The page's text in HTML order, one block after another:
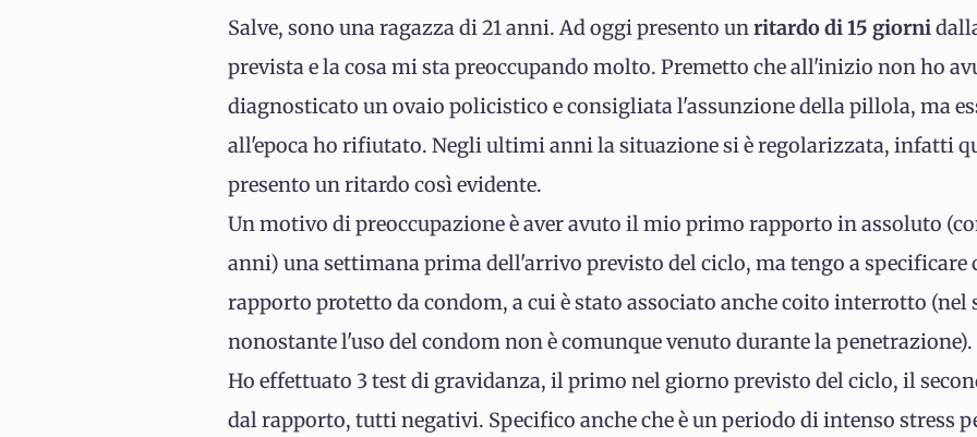
Salve, sono una ragazza di 21 anni. Ad oggi presento unritardo di 15 giorni
prevista e la cosa mi sta preoccupando molto. Premetto che all'inizio non ho
diagnosticato un ovaio policistico e consigliata l'assunzione della pillola, ma
all'epoca ho rifiutato. Negli ultimi anni la situazione si è regolarizzata, infatti
presento un ritardo così evidente.
Un motivo di preoccupazione è aver avuto il mio primo rapporto in assoluto
anni) una settimana prima dell'arrivo previsto del ciclo, ma tengo a specificare
rapporto protetto da condom, a cui è stato associato anche coito interrotto (nel
nonostante l'uso del condom non è comunque venuto durante la penetrazione).
Ho effettuato 3 test di gravidanza, il primo nel giorno previsto del ciclo, il
dal rapporto, tutti negativi. Specifico anche che è un periodo di intenso stress